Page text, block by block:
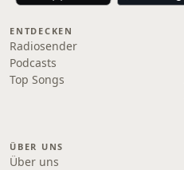
ENTDECKEN
Radiosender
Podcasts
Top Songs
ÜBER UNS
Über uns